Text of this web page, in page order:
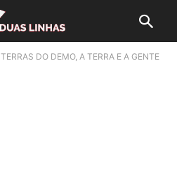
TERRAS DO DEMO, A TERRA E A GENTE